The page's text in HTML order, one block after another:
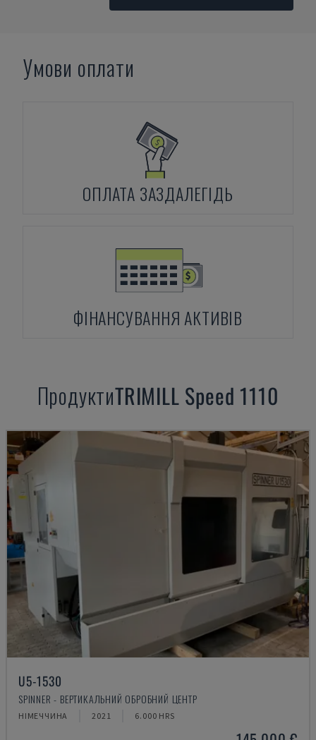
Умови оплати
ОПЛАТА ЗАЗДАЛЕГІДЬ
ФІНАНСУВАННЯ АКТИВІВ
ПродуктиTRIMILL Speed 1110
U5-1530
SPINNER - ВЕРТИКАЛЬНИЙ ОБРОБНИЙ ЦЕНТР
НІМЕЧЧИНА 2021 6.000 HRS